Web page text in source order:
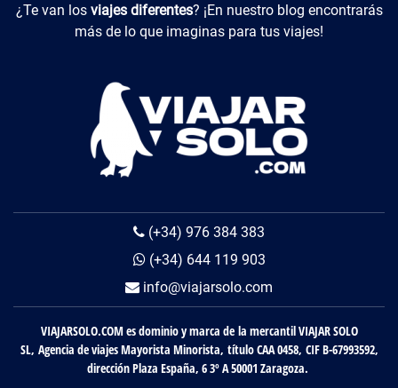
Viajes Diferentes
¿Te van los viajes diferentes? ¡En nuestro blog encontrarás
más de lo que imaginas para tus viajes!
(+34) 976 384 383
(+34) 644 119 903
info@viajarsolo.com
VIAJARSOLO.COM es dominio y marca de la mercantil VIAJAR SOLO
SL, Agencia de viajes Mayorista Minorista, título CAA 0458, CIF B-67993592,
dirección Plaza España, 6 3º A 50001 Zaragoza.